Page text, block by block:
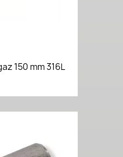
150 mm 316L